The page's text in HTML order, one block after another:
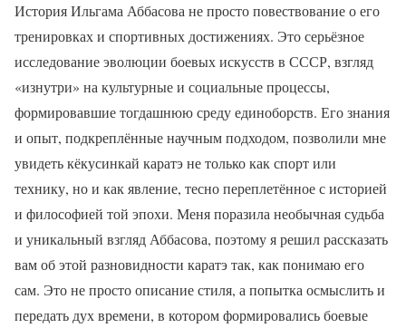
История Ильгама Аббасова не просто повествование о его
тренировках и спортивных достижениях. Это серьёзное
исследование эволюции боевых искусств в СССР, взгляд
«изнутри» на культурные и социальные процессы,
формировавшие тогдашнюю среду единоборств. Его знания
и опыт, подкреплённые научным подходом, позволили мне
увидеть кёкусинкай каратэ не только как спорт или
технику, но и как явление, тесно переплетённое с историей
и философией той эпохи. Меня поразила необычная судьба
и уникальный взгляд Аббасова, поэтому я решил рассказать
вам об этой разновидности каратэ так, как понимаю его
сам. Это не просто описание стиля, а попытка осмыслить и
передать дух времени, в котором формировались боевые